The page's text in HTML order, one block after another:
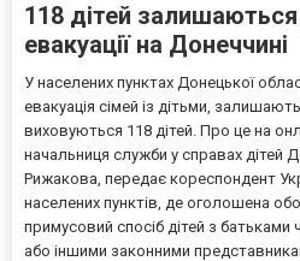
118 дітей залишаються
евакуації на Донеччині
У населених пунктах Донецької
евакуація сімей із дітьми,
виховуються 118 дітей. Про це на
начальниця служби у справах дітей
Рижакова, передає кореспондент
населених пунктів, де оголошена
примусовий спосіб дітей з
або іншими законними